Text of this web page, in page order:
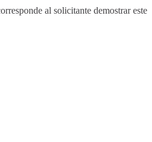
al solicitante demostrar este